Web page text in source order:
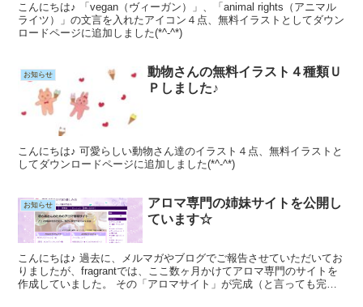
こんにちは♪ 「vegan（ヴィーガン）」、「animal rights（アニマル
ライツ）」の文言を入れたアイコン４点、無料イラストとしてダウン
ロードページに追加しました(*^-^*)
お知らせ
動物さんの無料イラスト４種類Ｕ
Ｐしました♪
こんにちは♪ 可愛らしい動物さん達のイラスト４点、無料イラストと
してダウンロードページに追加しました(*^-^*)
お知らせ
アロマ専門の姉妹サイトを公開し
ています☆
こんにちは♪ 過去に、メルマガやブログでご報告させていただいてお
りましたが、fragrantでは、ここ数ヶ月かけてアロマ専門のサイトを
作成していました。 その「アロマサイト」が完成（と言っても完全